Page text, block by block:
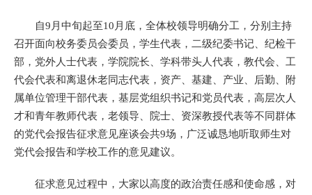
自9月中旬起至10月底，全体校领导明确分工，分别主持
召开面向校务委员会委员，学生代表，二级纪委书记、纪检干
部，党外人士代表，学院院长、学科带头人代表，教代会、工
代会代表和离退休老同志代表，资产、基建、产业、后勤、附
属单位管理干部代表，基层党组织书记和党员代表，高层次人
才和青年教师代表，老领导、院士、资深教授代表等不同群体
的党代会报告征求意见座谈会共9场，广泛诚恳地听取师生对
党代会报告和学校工作的意见建议。
征求意见过程中，大家以高度的政治责任感和使命感，对